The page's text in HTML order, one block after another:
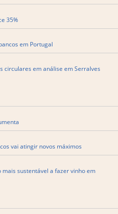
35%
em Portugal
circulares em análise em Serralves
vai atingir novos máximos
mais sustentável a fazer vinho em